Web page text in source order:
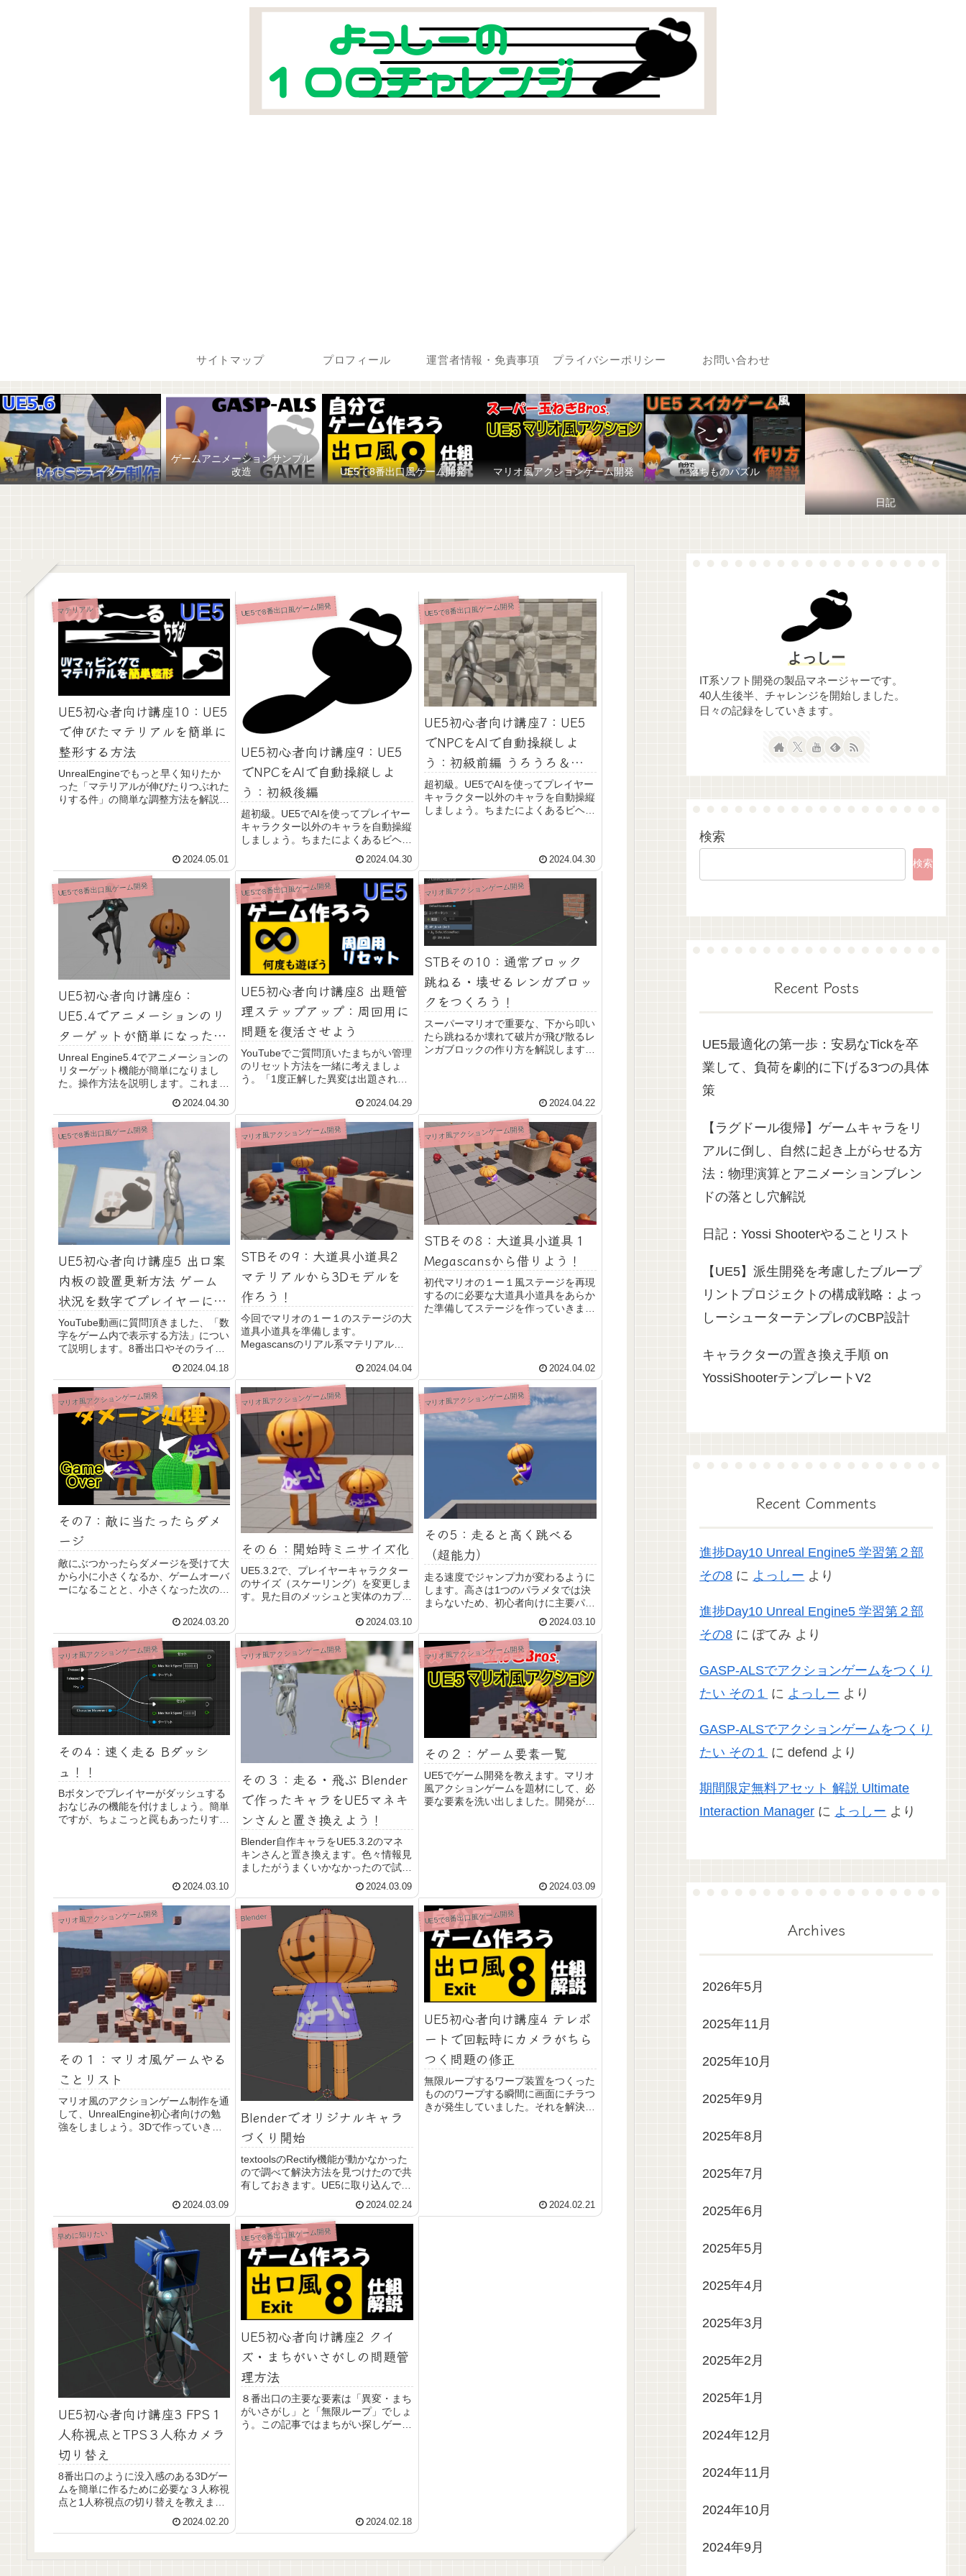
サイトマップ プロフィール 運営者情報・免責事項 プライバシーポリシー お問い合わせ
よっしーシューター
ゲームアニメーションサンプル
改造
UE5で8番出口風ゲーム開発 マリオ風アクションゲーム開発 落ちものパズル
日記
マテリアル
UE5初心者向け講座10：UE5
で伸びたマテリアルを簡単に
整形する方法
UnrealEngineでもっと早く知りたか
った「マテリアルが伸びたりつぶれた
りする件」の簡単な調整方法を解説し
2024.05.01
UE5で8番出口風ゲーム開発
UE5初心者向け講座9：UE5
でNPCをAIで自動操縦しよ
う：初級後編
超初級。UE5でAIを使ってプレイヤー
キャラクター以外のキャラを自動操縦
しましょう。ちまたによくあるビヘイ
実現する方法を紹介します。後編では
道通り歩く命令を出します。8番出口
でいっしょにループしているおじさん
的なキャラをつくりましょう。
2024.04.30
UE5で8番出口風ゲーム開発
UE5初心者向け講座7：UE5
でNPCをAIで自動操縦しよ
う：初級前編 うろうろ＆追
っかけ
超初級。UE5でAIを使ってプレイヤー
キャラクター以外のキャラを自動操縦
しましょう。ちまたによくあるビヘイ
ャラ相当の動きを再現します。2024.04.30
UE5で8番出口風ゲーム開発
UE5初心者向け講座6：
UE5.4でアニメーションのリ
ターゲットが簡単になったの
でやってみました
Unreal Engine5.4でアニメーションの
リターゲット機能が簡単になりまし
た。操作方法を説明します。これまで
作ってくれるので、ペアを選択するだ
けでアニメーションがマネできるよう
になりました。
2024.04.30
UE5で8番出口風ゲーム開発
UE5初心者向け講座8 出題管
理ステップアップ：周回用に
問題を復活させよう
YouTubeでご質問頂いたまちがい管理
のリセット方法を一緒に考えましょ
う。「1度正解した異変は出題されな
れて再出題されるようにしたい」これ
をやるにはリストを作る処理を再度呼
び出してあげる共通化が必要になりま
す。なんにでも使える考え方なのでこ
れを機に共通化を勉強しましょう。
2024.04.29
マリオ風アクションゲーム開発
STBその10：通常ブロック
跳ねる・壊せるレンガブロッ
クをつくろう！
スーパーマリオで重要な、下から叩い
たら跳ねるか壊れて破片が飛び散るレ
ンガブロックの作り方を解説します。
2024.04.22
UE5で8番出口風ゲーム開発
UE5初心者向け講座5 出口案
内板の設置更新方法 ゲーム
状況を数字でプレイヤーに提
示しよう
YouTube動画に質問頂きました、「数
字をゲーム内で表示する方法」につい
て説明します。8番出口やそのライク
ゲームの多くは進捗を画面内の看板な
どでゲーム上の数字がでる表現でプレ
イヤーに提示していますね。この出し
方、管理方法について初心者向けに簡
単そうな案を説明します。
2024.04.18
マリオ風アクションゲーム開発
STBその9：大道具小道具2
マテリアルから3Dモデルを
作ろう！
今回でマリオの１ー１のステージの大
道具小道具を準備します。
Megascansのリアル系マテリアルか
り、マテリアルの機能を使って色付け
や旗の揺れの演出をする方法を学べま
す。色の変え方もわからなかった私に
届け～。
2024.04.04
マリオ風アクションゲーム開発
STBその8：大道具小道具１
Megascansから借りよう！
初代マリオの１ー１風ステージを再現
するのに必要な大道具小道具をあらか
た準備してステージを作っていきま
2024.04.02
マリオ風アクションゲーム開発
その7：敵に当たったらダメ
ージ
敵にぶつかったらダメージを受けて大
から小に小さくなるか、ゲームオーバ
ーになることと、小さくなった次の瞬
に無敵になれるようにしましょう。ク
リボー的なぶつかる相手もUE5上で簡
単につくりました。
2024.03.20
マリオ風アクションゲーム開発
その６：開始時ミニサイズ化
UE5.3.2で、プレイヤーキャラクター
のサイズ（スケーリング）を変更しま
す。見た目のメッシュと実体のカプセ
2024.03.10
マリオ風アクションゲーム開発
その5：走ると高く跳べる
（超能力）
走る速度でジャンプ力が変わるように
します。高さは1つのパラメタでは決
まらないため、初心者向けに主要パラ
2024.03.10
マリオ風アクションゲーム開発
その4：速く走る Bダッシ
ュ！！
Bボタンでプレイヤーがダッシュする
おなじみの機能を付けましょう。簡単
ですが、ちょこっと罠もあったりする
2024.03.10
マリオ風アクションゲーム開発
その３：走る・飛ぶ Blender
で作ったキャラをUE5マネキ
ンさんと置き換えよう！
Blender自作キャラをUE5.3.2のマネ
キンさんと置き換えます。色々情報見
ましたがうまくいかなかったので試行
錯誤してようやくうまくいきました。
IKリターゲッタを使ってアニメーショ
ンBPまで置き換えるのが便利です。
2024.03.09
マリオ風アクションゲーム開発
その２：ゲーム要素一覧
UE5でゲーム開発を教えます。マリオ
風アクションゲームを題材にして、必
要な要素を洗い出しました。開発が進
2024.03.09
マリオ風アクションゲーム開発
その１：マリオ風ゲームやる
ことリスト
マリオ風のアクションゲーム制作を通
して、UnrealEngine初心者向けの勉
強をしましょう。3Dで作っていきま
2024.03.09
Blender
Blenderでオリジナルキャラ
づくり開始
textoolsのRectify機能が動かなかった
ので調べて解決方法を見つけたので共
有しておきます。UE5に取り込んでゲ
2024.02.24
UE5で8番出口風ゲーム開発
UE5初心者向け講座4 テレポ
ートで回転時にカメラがちら
つく問題の修正
無限ループするワープ装置をつくった
もののワープする瞬間に画面にチラつ
きが発生していました。それを解決す
2024.02.21
早めに知りたい
UE5初心者向け講座3 FPS１
人称視点とTPS３人称カメラ
切り替え
8番出口のように没入感のある3Dゲー
ムを簡単に作るために必要な３人称視
点と1人称視点の切り替えを教えま
ファーストパーソンテンプレートがあ
2024.02.20
UE5で8番出口風ゲーム開発
UE5初心者向け講座2 クイ
ズ・まちがいさがしの問題管
理方法
８番出口の主要な要素は「異変・まち
がいさがし」と「無限ループ」でしょ
う。この記事ではまちがい探しゲーム
2024.02.18
よっしー
IT系ソフト開発の製品マネージャーです。
40人生後半、チャレンジを開始しました。
日々の記録をしていきます。
検索
検索
Recent Posts
UE5最適化の第一歩：安易なTickを卒
業して、負荷を劇的に下げる3つの具体
策
【ラグドール復帰】ゲームキャラをリ
アルに倒し、自然に起き上がらせる方
法：物理演算とアニメーションブレン
ドの落とし穴解説
日記：Yossi Shooterやることリスト
【UE5】派生開発を考慮したブループ
リントプロジェクトの構成戦略：よっ
しーシューターテンプレのCBP設計
キャラクターの置き換え手順 on
YossiShooterテンプレートV2
Recent Comments
進捗Day10 Unreal Engine5 学習第２部
その8 に よっしー より
進捗Day10 Unreal Engine5 学習第２部
その8 にぽてみ より
GASP-ALSでアクションゲームをつくり
たい その１ に よっしー より
GASP-ALSでアクションゲームをつくり
たい その１ にdefend より
期間限定無料アセット 解説 Ultimate
Interaction Manager に よっしー より
Archives
2026年5月
2025年11月
2025年10月
2025年9月
2025年8月
2025年7月
2025年6月
2025年5月
2025年4月
2025年3月
2025年2月
2025年1月
2024年12月
2024年11月
2024年10月
2024年9月